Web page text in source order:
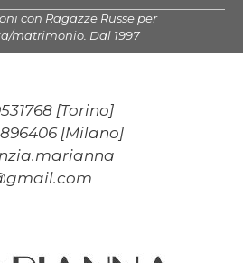
con Ragazze Russe per
matrimonio. Dal 1997
[Torino]
[Milano]